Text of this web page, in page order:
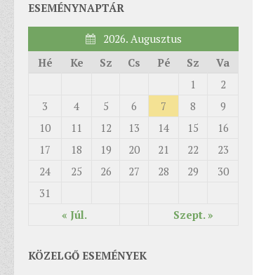
ESEMÉNYNAPTÁR
2026. Augusztus
Hé
Ke Sz Cs Pé Sz Va
« Júl. Szept. »
1
2
3
4 5 6 7 8
9
10
11 12 13 14 15
16
17
18 19 20 21 22
23
24
25 26 27 28 29
30
31
KÖZELGŐ ESEMÉNYEK